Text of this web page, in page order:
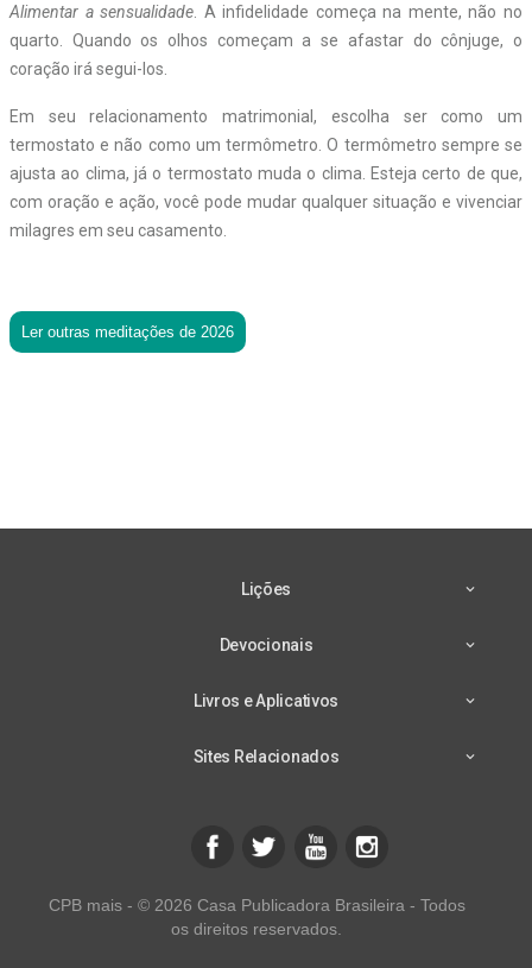
Alimentar a sensualidade . A infidelidade começa na mente, não no
quarto. Quando os olhos começam a se afastar do cônjuge, o
coração irá segui-los.
Em seu relacionamento matrimonial, escolha ser como um
termostato e não como um termômetro. O termômetro sempre se
ajusta ao clima, já o termostato muda o clima. Esteja certo de que,
com oração e ação, você pode mudar qualquer situação e vivenciar
milagres em seu casamento.
Ler outras meditações de 2026
Lições
Devocionais
Livros e Aplicativos
Sites Relacionados
CPB mais - © 2026 Casa Publicadora Brasileira - Todos
os direitos reservados.